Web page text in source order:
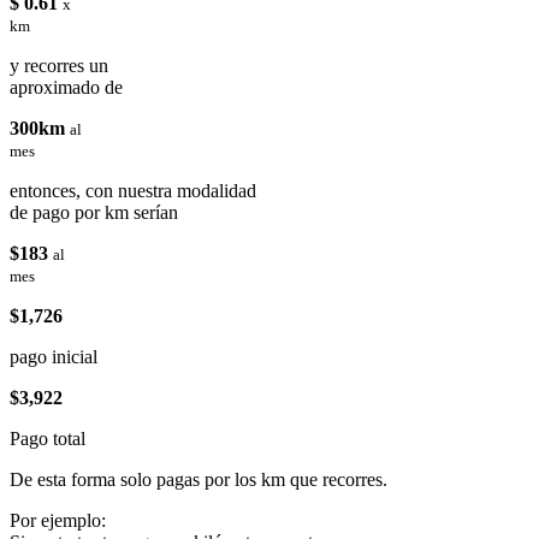
x
km
y recorres un
aproximado de
300km al
mes
entonces, con nuestra modalidad
de pago por km serían
$183 al
mes
$1,726
pago inicial
$3,922
Pago total
De esta forma solo pagas por los km que recorres.
Por ejemplo: